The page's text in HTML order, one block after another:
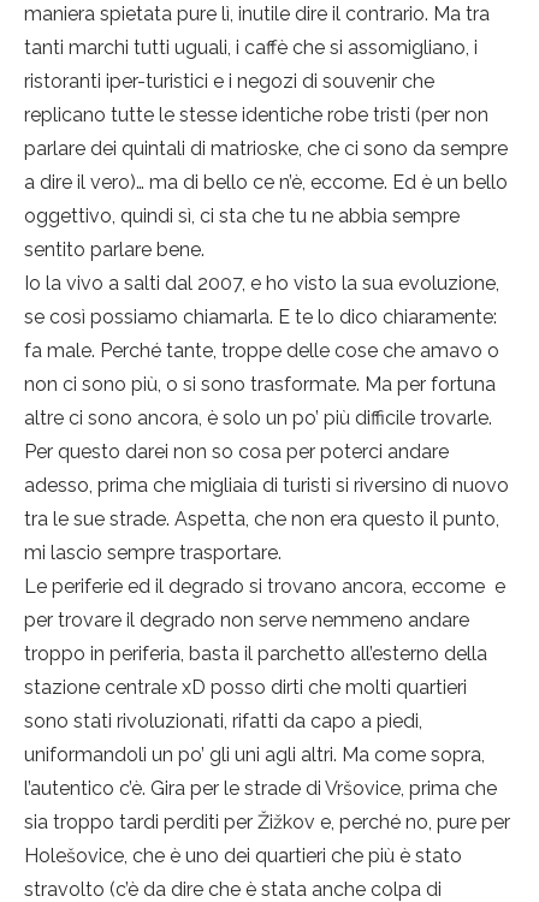
maniera spietata pure lì, inutile dire il contrario. Ma tra
tanti marchi tutti uguali, i caffè che si assomigliano, i
ristoranti iper-turistici e i negozi di souvenir che
replicano tutte le stesse identiche robe tristi (per non
parlare dei quintali di matrioske, che ci sono da sempre
a dire il vero)… ma di bello ce n’è, eccome. Ed è un bello
oggettivo, quindi sì, ci sta che tu ne abbia sempre
sentito parlare bene.
Io la vivo a salti dal 2007, e ho visto la sua evoluzione,
se così possiamo chiamarla. E te lo dico chiaramente:
fa male. Perché tante, troppe delle cose che amavo o
non ci sono più, o si sono trasformate. Ma per fortuna
altre ci sono ancora, è solo un po’ più difficile trovarle.
Per questo darei non so cosa per poterci andare
adesso, prima che migliaia di turisti si riversino di nuovo
tra le sue strade. Aspetta, che non era questo il punto,
mi lascio sempre trasportare.
Le periferie ed il degrado si trovano ancora, eccome e
per trovare il degrado non serve nemmeno andare
troppo in periferia, basta il parchetto all’esterno della
stazione centrale xD posso dirti che molti quartieri
sono stati rivoluzionati, rifatti da capo a piedi,
uniformandoli un po’ gli uni agli altri. Ma come sopra,
l’autentico c’è. Gira per le strade di Vršovice, prima che
sia troppo tardi perditi per Žižkov e, perché no, pure per
Holešovice, che è uno dei quartieri che più è stato
stravolto (c’è da dire che è stata anche colpa di